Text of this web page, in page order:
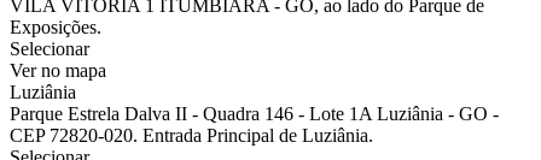
VILA VITÓRIA 1 ITUMBIARA - GO, ao lado do Parque de
Exposições.
Selecionar
Ver no mapa
Luziânia
Parque Estrela Dalva II - Quadra 146 - Lote 1A Luziânia - GO -
CEP 72820-020. Entrada Principal de Luziânia.